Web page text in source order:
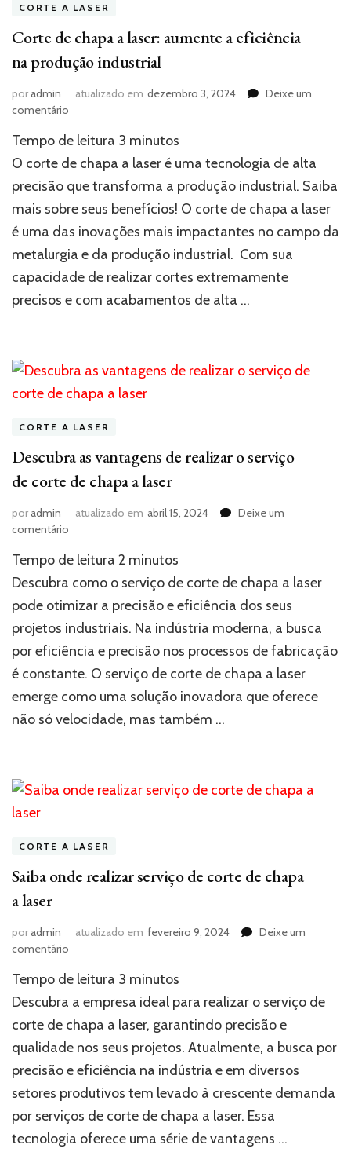
CORTE A LASER
Corte de chapa a laser: aumente a eficiência
na produção industrial
poradmin atualizado em dezembro 3, 2024
Deixe um
comentário
de
chapa
laser:
aumente
eficiência
na
produção
Tempo de leitura 3 minutos
O corte de chapa a laser é uma tecnologia de alta
precisão que transforma a produção industrial. Saiba
mais sobre seus benefícios! O corte de chapa a laser
é uma das inovações mais impactantes no campo da
metalurgia e da produção industrial. Com sua
capacidade de realizar cortes extremamente
precisos e com acabamentos de alta …
CORTE A LASER
Descubra as vantagens de realizar o serviço
de corte de chapa a laser
poradmin atualizado em abril 15, 2024
Deixe um
comentário
as
vantagens
realizar
o
serviço
de
corte
de
chapa
a
Tempo de leitura 2 minutos
Descubra como o serviço de corte de chapa a laser
pode otimizar a precisão e eficiência dos seus
projetos industriais. Na indústria moderna, a busca
por eficiência e precisão nos processos de fabricação
é constante. O serviço de corte de chapa a laser
emerge como uma solução inovadora que oferece
não só velocidade, mas também …
CORTE A LASER
Saiba onde realizar serviço de corte de chapa
a laser
poradmin atualizado em fevereiro 9, 2024
Deixe um
comentário
onde
realizar
de
corte
chapa
a
laser
Tempo de leitura 3 minutos
Descubra a empresa ideal para realizar o serviço de
corte de chapa a laser, garantindo precisão e
qualidade nos seus projetos. Atualmente, a busca por
precisão e eficiência na indústria e em diversos
setores produtivos tem levado à crescente demanda
por serviços de corte de chapa a laser. Essa
tecnologia oferece uma série de vantagens …